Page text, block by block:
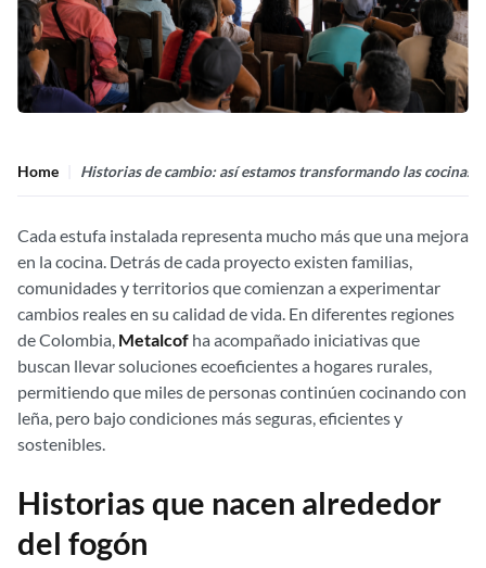
Home Historias de cambio: así estamos transformando las cocinas
Cada estufa instalada representa mucho más que una mejora
en la cocina. Detrás de cada proyecto existen familias,
comunidades y territorios que comienzan a experimentar
cambios reales en su calidad de vida. En diferentes regiones
de Colombia, Metalcof ha acompañado iniciativas que
buscan llevar soluciones ecoeficientes a hogares rurales,
permitiendo que miles de personas continúen cocinando con
leña, pero bajo condiciones más seguras, eficientes y
sostenibles.
Historias que nacen alrededor
del fogón